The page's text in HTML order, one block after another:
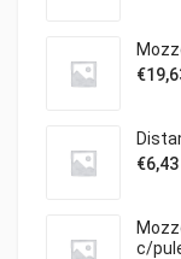
€
€6,43
c/